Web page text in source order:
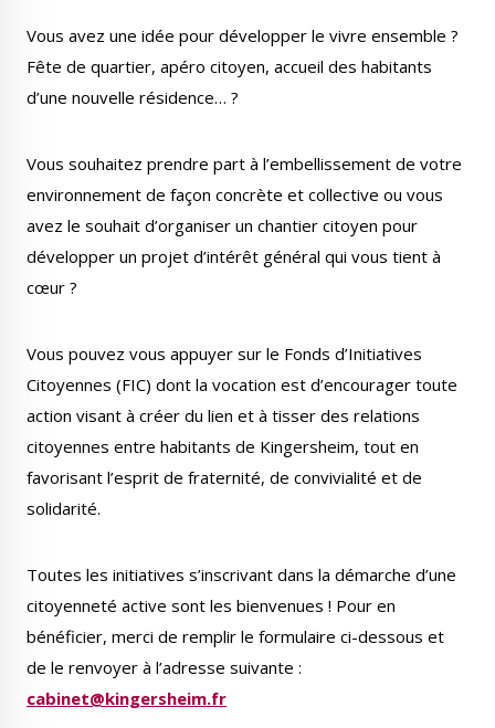
Publications
municipales
Enquêtes publiques
Conseil Municipal Transition écologique
Associations Agora
Le Créa La médiathèque
Vous avez une idée pour développer le vivre ensemble ?
Fête de quartier, apéro citoyen, accueil des habitants
d’une nouvelle résidence… ?
Vous souhaitez prendre part à l’embellissement de votre
environnement de façon concrète et collective ou vous
avez le souhait d’organiser un chantier citoyen pour
développer un projet d’intérêt général qui vous tient à
cœur ?
Vous pouvez vous appuyer sur le Fonds d’Initiatives
Citoyennes (FIC) dont la vocation est d’encourager toute
action visant à créer du lien et à tisser des relations
citoyennes entre habitants de Kingersheim, tout en
favorisant l’esprit de fraternité, de convivialité et de
solidarité.
Toutes les initiatives s’inscrivant dans la démarche d’une
citoyenneté active sont les bienvenues ! Pour en
bénéficier, merci de remplir le formulaire ci-dessous et
de le renvoyer à l’adresse suivante :
cabinet@kingersheim.fr